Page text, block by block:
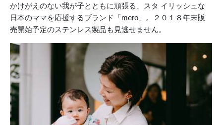
かけがえのない我が子とともに頑張る、スタ イリッシュな
日本のママを応援するブランド「mero」。２０１８年末販
売開始予定のステンレス製品も見逃せません。